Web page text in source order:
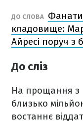
ДО СЛОВА Фанати
кладовище:
Айресі поруч з
До сліз
На прощання з
близько
востаннє